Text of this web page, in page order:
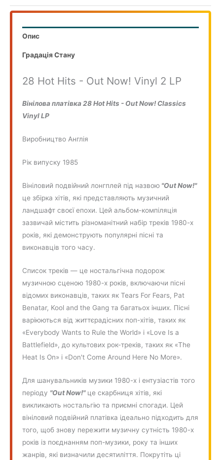
Опис
Градація Стану
28 Hot Hits - Out Now! Vinyl 2 LP
Вінілова платівка 28 Hot Hits - Out Now! Classics
Vinyl LP
Виробництво Англія
Рік випуску 1985
Вініловий подвійний лонгплей під назвою "Out Now!"
це збірка хітів, які представляють музичний
ландшафт своєї епохи. Цей альбом-компіляція
зазвичай містить різноманітний набір треків 1980-х
років, які демонструють популярні пісні та
виконавців того часу.
Список треків — це ностальгічна подорож
музичною сценою 1980-х років, включаючи пісні
відомих виконавців, таких як Tears For Fears, Pat
Benatar, Kool and the Gang та багатьох інших. Пісні
варіюються від життєрадісних поп-хітів, таких як
«Everybody Wants to Rule the World» і «Love Is a
Battlefield», до культових рок-треків, таких як «The
Heat Is On» і «Don't Come Around Here No More».
Для шанувальників музики 1980-х і ентузіастів того
періоду "Out Now!" це скарбниця хітів, які
викликають ностальгію та приємні спогади. Цей
вініловий подвійний платівка ідеально підходить для
того, щоб знову пережити музичну сутність 1980-х
років із поєднанням поп-музики, року та інших
жанрів, які визначили десятиліття. Покрутіть ці